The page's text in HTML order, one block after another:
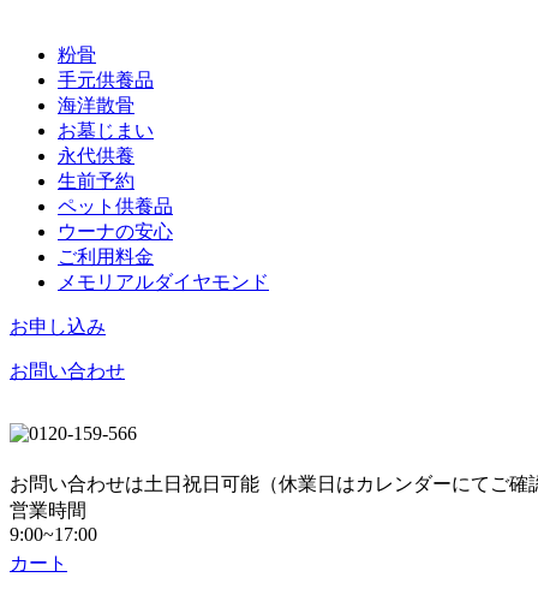
粉骨
手元供養品
海洋散骨
お墓じまい
永代供養
生前予約
ペット供養品
ウーナの安心
ご利用料金
メモリアルダイヤモンド
お申し込み
お問い合わせ
お問い合わせは土日祝日可能（休業日はカレンダーにてご確
営業時間
9:00~17:00
カート